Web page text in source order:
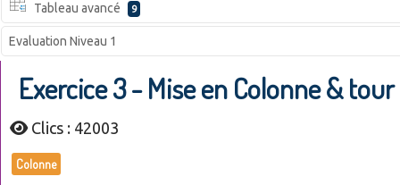
Tableau avancé 9
Evaluation Niveau 1
Exercice 3 - Mise en Colonne &
Clics : 42003
Colonne